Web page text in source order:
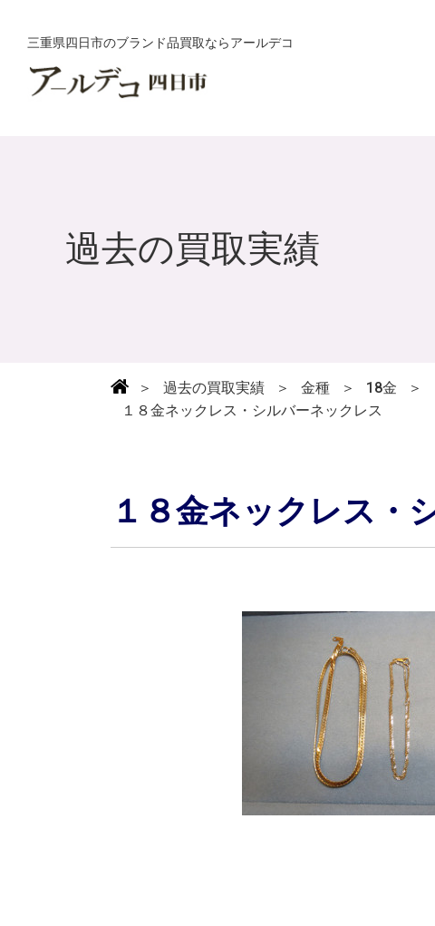
三重県四日市のブランド品買取ならアールデコ
過去の買取実績
＞ 過去の買取実績 ＞ 金種 ＞ 18金 ＞
１８金ネックレス・シルバーネックレス
１８金ネックレス・